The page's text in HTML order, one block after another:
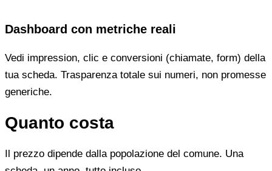
Dashboard con metriche reali
Vedi impression, clic e conversioni (chiamate, form) della
tua scheda. Trasparenza totale sui numeri, non promesse
generiche.
Quanto costa
Il prezzo dipende dalla popolazione del comune. Una